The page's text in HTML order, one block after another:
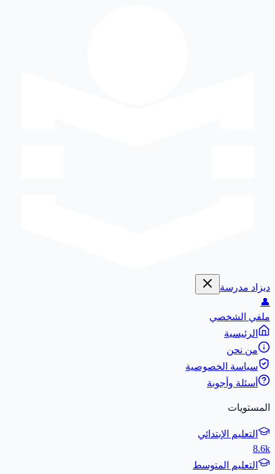
ديزاد مدرسة
👤
ملفي الشخصي
الرئيسية
من نحن
سياسة الخصوصية
أسئلة وأجوبة
المستويات
التعليم الإبتدائي
8.6k
التعليم المتوسط